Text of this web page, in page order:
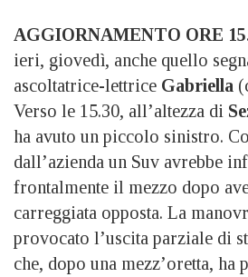
AGGIORNAMENTO ORE
ieri, giovedì, anche quello
ascoltatrice-lettrice Gabriella
Verso le 15.30, all’altezza di
ha avuto un piccolo sinistro.
dall’azienda un Suv avrebbe
frontalmente il mezzo dopo
carreggiata opposta. La
provocato l’uscita parziale di
che, dopo una mezz’oretta, ha